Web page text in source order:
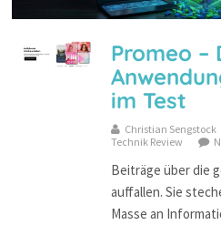
Promeo –
im Test
Christian Sengstock
Technik Review
Beiträge über die
auffallen. Sie
Masse an